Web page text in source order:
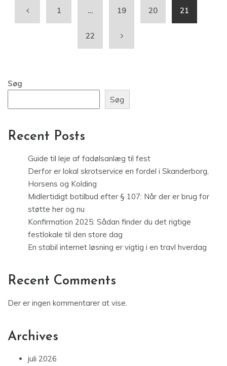
1 … 19 20 21
22
Søg
Søg
Recent Posts
Guide til leje af fadølsanlæg til fest
Derfor er lokal skrotservice en fordel i Skanderborg,
Horsens og Kolding
Midlertidigt botilbud efter § 107: Når der er brug for
støtte her og nu
Konfirmation 2025: Sådan finder du det rigtige
festlokale til den store dag
En stabil internet løsning er vigtig i en travl hverdag
Recent Comments
Der er ingen kommentarer at vise.
Archives
juli 2026